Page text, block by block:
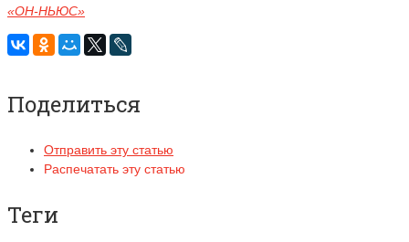
«ОН-НЬЮС»
Поделиться
Отправить эту статью
Распечатать эту статью
Теги